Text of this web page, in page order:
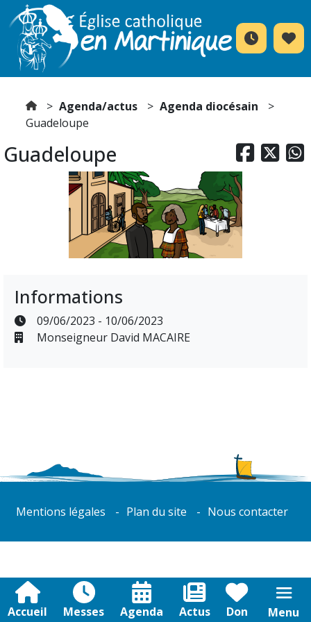
Accueil Messes Agenda Actus Don Menu
Agenda/actus
Agenda diocésain
Guadeloupe
  
Guadeloupe
Informations
09/06/2023 - 10/06/2023
Monseigneur David MACAIRE
Mentions légales Plan du site Nous contacter